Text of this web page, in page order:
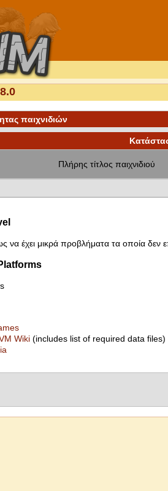
παιχνιδιών
Πλήρης τίτλος παιχνιδιού
να έχει μικρά προβλήματα τα οποία δεν
Wiki (includes list of required data files)